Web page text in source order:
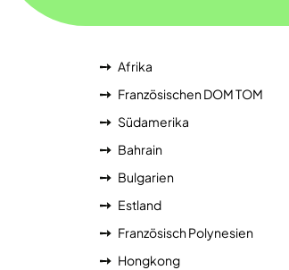
Afrika
Französischen DOM TOM
Südamerika
Bahrain
Bulgarien
Estland
Französisch Polynesien
Hongkong